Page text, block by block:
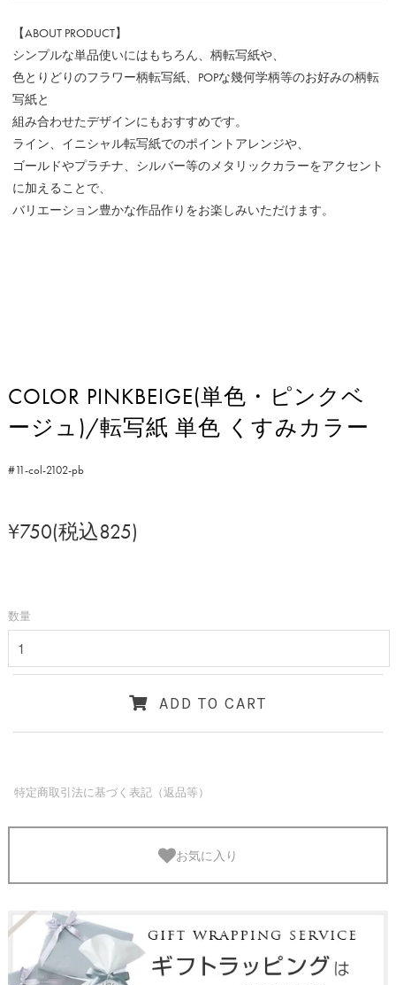
【ABOUT PRODUCT】
シンプルな単品使いにはもちろん、柄転写紙や、
色とりどりのフラワー柄転写紙、POPな幾何学柄等のお好みの柄転
写紙と
組み合わせたデザインにもおすすめです。
ライン、イニシャル転写紙でのポイントアレンジや、
ゴールドやプラチナ、シルバー等のメタリックカラーをアクセント
に加えることで、
バリエーション豊かな作品作りをお楽しみいただけます。
COLOR PINKBEIGE(単色・ピンクベ
ージュ)/転写紙 単色 くすみカラー
#11-col-2102-pb
¥750(税込825)
数量
ADD TO CART
特定商取引法に基づく表記（返品等）
お気に入り